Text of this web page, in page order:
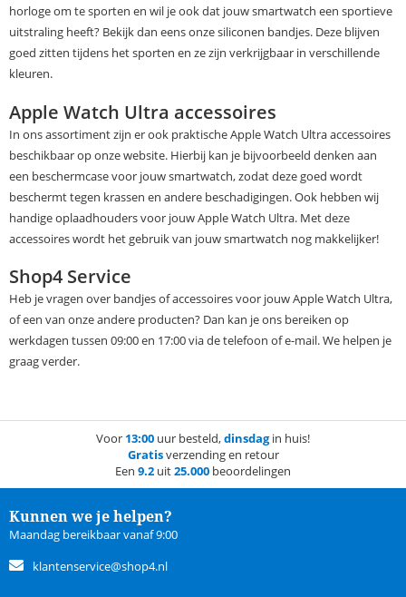
horloge om te sporten en wil je ook dat jouw smartwatch een sportieve
uitstraling heeft? Bekijk dan eens onze siliconen bandjes. Deze blijven
goed zitten tijdens het sporten en ze zijn verkrijgbaar in verschillende
kleuren.
Apple Watch Ultra accessoires
In ons assortiment zijn er ook praktische Apple Watch Ultra accessoires
beschikbaar op onze website. Hierbij kan je bijvoorbeeld denken aan
een beschermcase voor jouw smartwatch, zodat deze goed wordt
beschermt tegen krassen en andere beschadigingen. Ook hebben wij
handige oplaadhouders voor jouw Apple Watch Ultra. Met deze
accessoires wordt het gebruik van jouw smartwatch nog makkelijker!
Shop4 Service
Heb je vragen over bandjes of accessoires voor jouw Apple Watch Ultra,
of een van onze andere producten? Dan kan je ons bereiken op
werkdagen tussen 09:00 en 17:00 via de telefoon of e-mail. We helpen je
graag verder.
Voor 13:00 uur besteld,dinsdagin huis!
Gratisverzending en retour
Een 9.2 uit25.000 beoordelingen
Kunnen we je helpen?
Maandag bereikbaar vanaf 9:00
klantenservice@shop4.nl